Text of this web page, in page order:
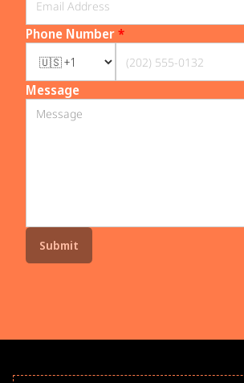
Phone Number*
Message